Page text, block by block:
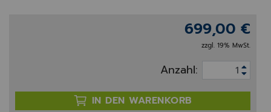
699,00 €
zzgl. 19% MwSt.
Anzahl:
IN DEN WARENKORB